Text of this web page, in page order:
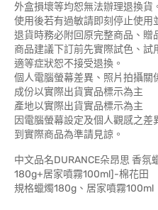
外盒損壞等均恕無法辦理退換貨
使用後若有過敏請即刻停止使用
退貨時務必附回原完整商品、贈
商品建議下訂前先實際試色、
適等症狀恕不接受退換。
個人電腦螢幕差異、照片拍攝關
成份以實際出貨實品標示為主
產地以實際出貨實品標示為主
因電腦螢幕設定及個人觀感之
到實際商品為準請見諒。
中文品名DURANCE朵昂思 香
180g+居家噴霧100ml]-棉花田
規格蠟燭180g、居家噴霧100ml